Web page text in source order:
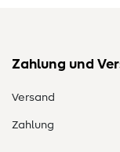
Zahlung und
Versand
Zahlung